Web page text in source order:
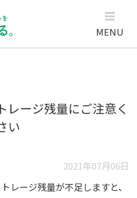
MENU
レージ残量にご注意く
い
2021年07月06日
レージ残量が不足しますと、